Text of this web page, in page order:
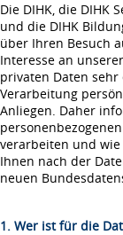
Die DIHK, die DIHK
und die DIHK
über Ihren Besuch
Interesse an
privaten Daten
Verarbeitung
Anliegen. Daher
verarbeiten und wie
Ihnen nach der
neuen
1. Wer ist für die